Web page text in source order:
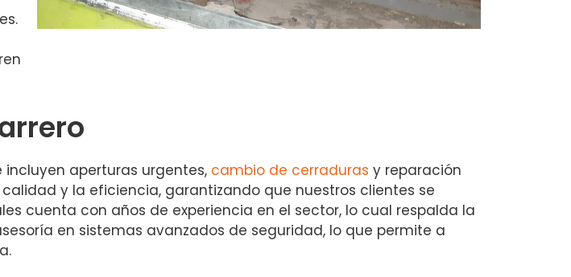
aperturas urgentes, cambio de cerraduras y reparación
y la eficiencia, garantizando que nuestros clientes se
cuenta con años de experiencia en el sector, lo cual respalda la
en sistemas avanzados de seguridad, lo que permite a